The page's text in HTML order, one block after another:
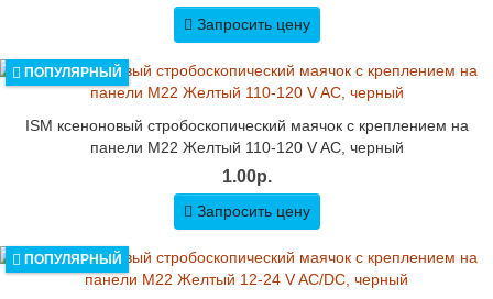
Запросить цену
ПОПУЛЯРНЫЙ
ISM ксеноновый стробоскопический маячок с креплением на
панели M22 Желтый 110-120 V AC, черный
1.00р.
Запросить цену
ПОПУЛЯРНЫЙ